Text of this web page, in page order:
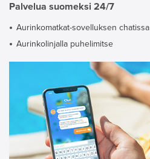
Palvelua suomeksi 24/7
Aurinkomatkat-sovelluksen chatissa
Aurinkolinjalla puhelimitse